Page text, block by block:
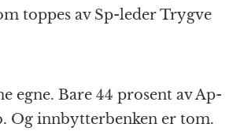
toppes av Sp-leder Trygve
egne. Bare 44 prosent av Ap-
Og innbytterbenken er tom.